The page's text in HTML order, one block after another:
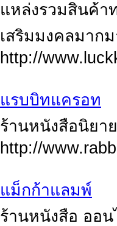
แหล่งรวมสินค้า
เสริมมงคลมาก
http://
แรบบิทแครอท
ร้านหนังสือนิยาย
http://
แม็กก้าแลมพ์
ร้านหนังสือ ออน